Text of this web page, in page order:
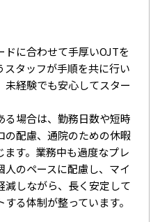
に合わせて手厚いOJTを
タッフが手順を共に行い
未経験でも安心してスター
場合は、勤務日数や短時
の配慮、通院のための休暇
す。業務中も過度なプレ
のペースに配慮し、マイ
減しながら、長く安定して
る体制が整っています。